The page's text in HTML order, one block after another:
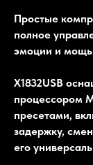
Простые
полное
эмоции и
X1832USB
процессором
пресетами,
задержку,
его